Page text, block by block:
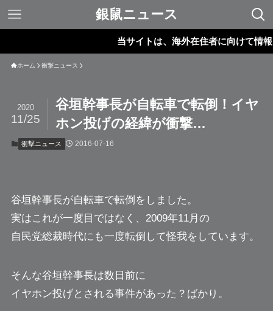
銀鼠ニュース
当サイトは、海外在住者に向けて情報を発
ホーム 衝撃ニュース
谷垣幹事長が自転車で転倒！イヤ
ホン投げの経緯が衝撃…
2020
11/25
衝撃ニュース 2016-07-16
谷垣幹事長が自転車で転倒をしました。
実はこれが一度目ではなく、2009年11月の
自民党総裁時代にも一度転倒して怪我をしています。
そんな谷垣幹事長は数日前に
イヤホン投げとされる事件があった？ばかり。